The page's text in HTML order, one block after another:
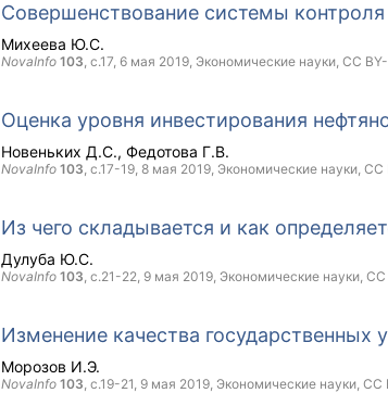
Совершенствование системы контроля
Михеева Ю.С.
NovaInfo 103, с.17, 6 мая 2019, Экономические науки, CC
Оценка уровня инвестирования
Новеньких Д.С. Федотова Г.В.
NovaInfo 103, с.17-19, 8 мая 2019, Экономические науки, CC
Из чего складывается и как
Дулуба Ю.С.
NovaInfo 103, с.21-22, 9 мая 2019, Экономические науки,
Изменение качества государственных
Морозов И.Э.
NovaInfo 103, с.19-21, 9 мая 2019, Экономические науки, CC